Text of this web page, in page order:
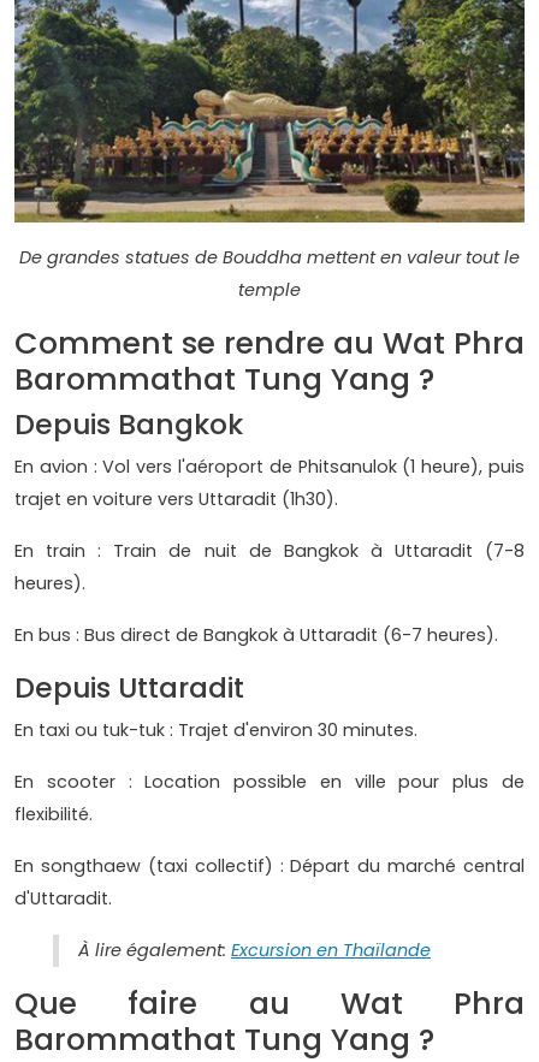
De grandes statues de Bouddha mettent en valeur tout le
temple
Comment se rendre au Wat Phra
Barommathat Tung Yang ?
Depuis Bangkok
En avion : Vol vers l'aéroport de Phitsanulok (1 heure), puis
trajet en voiture vers Uttaradit (1h30).
En train : Train de nuit de Bangkok à Uttaradit (7-8
heures).
En bus : Bus direct de Bangkok à Uttaradit (6-7 heures).
Depuis Uttaradit
En taxi ou tuk-tuk : Trajet d'environ 30 minutes.
En scooter : Location possible en ville pour plus de
flexibilité.
En songthaew (taxi collectif) : Départ du marché central
d'Uttaradit.
À lire également: Excursion en Thaïlande
Que faire au Wat Phra
Barommathat Tung Yang ?